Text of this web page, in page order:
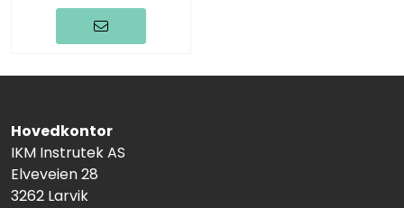
Hovedkontor
IKM Instrutek AS
Elveveien 28
3262 Larvik